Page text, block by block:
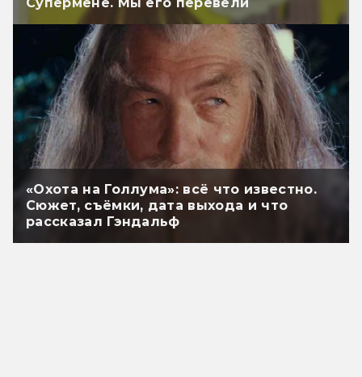
«Охота на Голлума»: всё что известно.
Сюжет, съёмки, дата выхода и что
рассказал Гэндальф